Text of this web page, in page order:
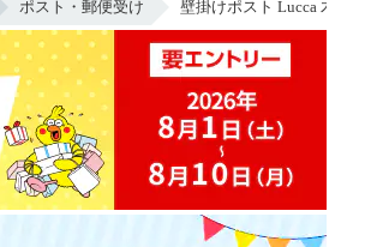
ポスト・郵便受け 壁掛けポスト Lucca 木目